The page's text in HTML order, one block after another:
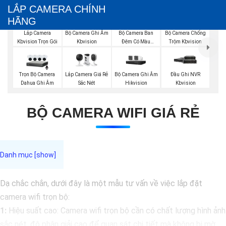
LẮP CAMERA CHÍNH
HÃNG
Lắp Camera
Kbvision Trọn Gói
Bộ Camera Ghi Âm
Kbvision
Bộ Camera Ban
Đêm Có Màu
Bộ Camera Chống
Trộm Kbvision
Trọn Bộ Camera
Dahua Ghi Âm
Lắp Camera Giá Rẻ
Sắc Nét
Bộ Camera Ghi Âm
Hikvision
Đầu Ghi NVR
Kbvision
BỘ CAMERA WIFI GIÁ RẺ
Dạ chắc chắn, dưới đây là một mẫu tư vấn về việc lắp đặt
camera wifi trọn bộ:
1: Hiệu suất cao: Camera wifi trọn bộ cần có chất lượng hình ảnh